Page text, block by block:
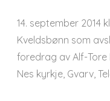
14. september 2014
Kveldsbønn som
foredrag av Alf-Tore
Nes kyrkje, Gvarv,